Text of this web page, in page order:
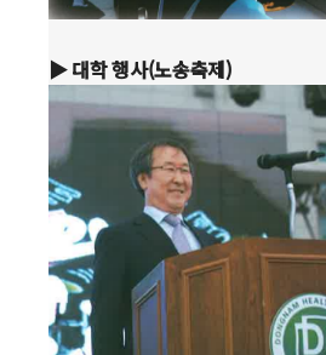
▶ 대학 행사(노송축제)